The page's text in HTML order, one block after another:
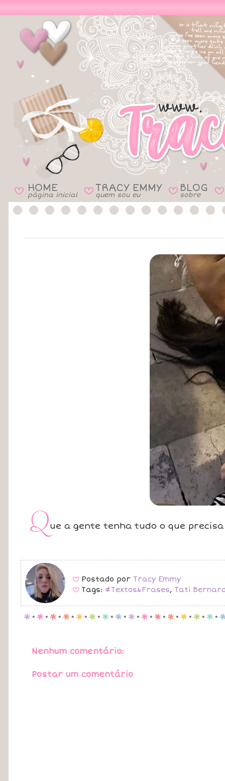
B HOME
página inicial B TRACY EMMY
quem sou eu B BLOG
sobre B
Que a gente tenha tudo o que
B Postado por Tracy Emmy
B Tags: #Textos&Frases, Tati
p . p . p . p . p . p . p . p . p . p . p . p . p . p . p .
Nenhum comentário:
Postar um comentário